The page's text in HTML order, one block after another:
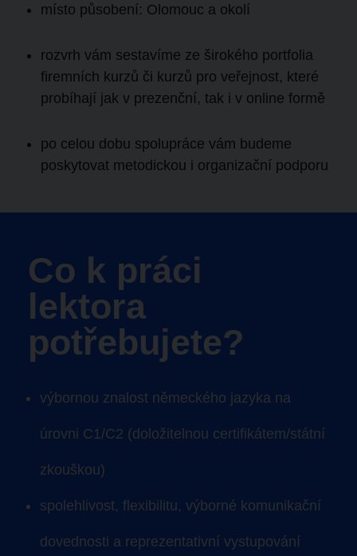
místo působení: Olomouc a okolí
rozvrh vám sestavíme ze širokého portfolia
firemních kurzů či kurzů pro veřejnost, které
probíhají jak v prezenční, tak i v online formě
po celou dobu spolupráce vám budeme
poskytovat metodickou i organizační podporu
Co k práci
lektora
potřebujete?
výbornou znalost německého jazyka na
úrovni C1/C2 (doložitelnou certifikátem/státní
zkouškou)
spolehlivost, flexibilitu, výborné komunikační
dovednosti a reprezentativní vystupování